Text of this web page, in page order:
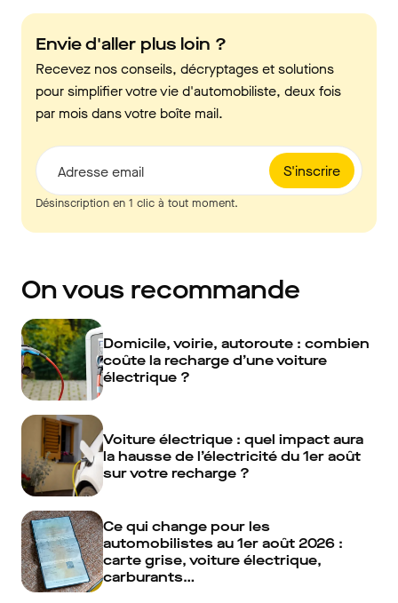
Envie d'aller plus loin ?
Recevez nos conseils, décryptages et solutions
pour simplifier votre vie d'automobiliste, deux fois
par mois dans votre boîte mail.
S'inscrire
Adresse email
Désinscription en 1 clic à tout moment.
On vous recommande
Domicile, voirie, autoroute : combien
coûte la recharge d’une voiture
électrique ?
Voiture électrique : quel impact aura
la hausse de l’électricité du 1er août
sur votre recharge ?
Ce qui change pour les
automobilistes au 1er août 2026 :
carte grise, voiture électrique,
carburants…